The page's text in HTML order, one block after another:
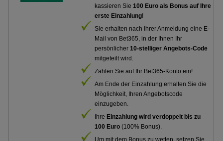
kassieren Sie100 Euro als Bonus auf Ihre
erste Einzahlung!
Sie erhalten nach Ihrer Anmeldung eine E-
Mail von Bet365, in der Ihnen Ihr
persönlicher10-stelliger Angebots-Code
mitgeteilt wird.
Zahlen Sie auf Ihr Bet365-Konto ein!
Am Ende der Einzahlung erhalten Sie die
Möglichkeit, Ihren Angebotscode
einzugeben.
Ihre Einzahlung wird verdoppelt bis zu
100 Euro (100% Bonus).
Um mit dem Bonus zu wetten, setzen Sie